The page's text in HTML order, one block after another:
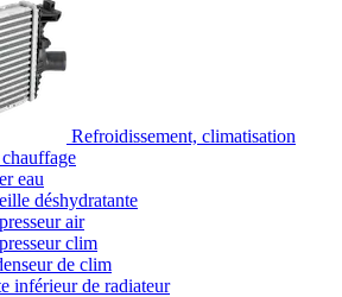
Refroidissement, climatisation
eau
déshydratante
air
clim
de clim
inférieur de radiateur